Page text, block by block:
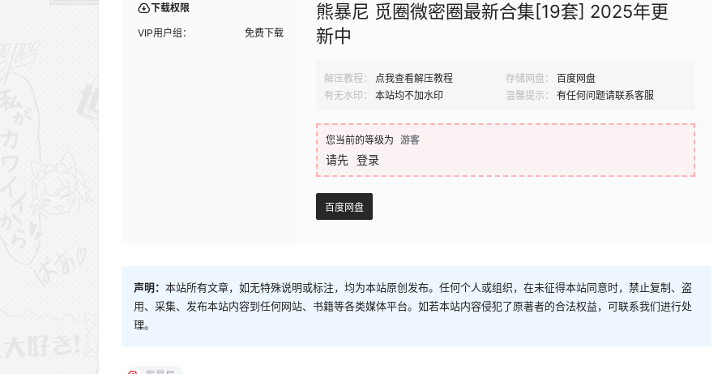
下载权限
VIP用户组： 免费下载
熊暴尼 觅圈微密圈最新合集[19套] 2025年更
新中
解压教程： 点我查看解压教程 存储网盘：
百度网盘
有无水印：
本站均不加水印 温馨提示： 有任何问题请联系客服
您当前的等级为 游客
请先 登录
百度网盘
声明： 本站所有文章，如无特殊说明或标注，均为本站原创发布。任何个人或组织，在未征得本站同意时，禁止复制、盗
用、采集、发布本站内容到任何网站、书籍等各类媒体平台。如若本站内容侵犯了原著者的合法权益，可联系我们进行处
理。